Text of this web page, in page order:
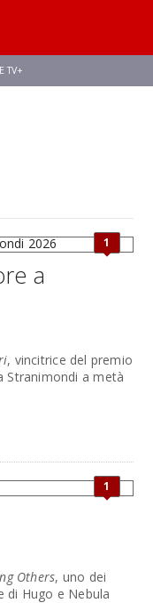
TV+
1
a
, vincitrice del premio
Stranimondi a metà
1
Others, uno dei
di Hugo e Nebula